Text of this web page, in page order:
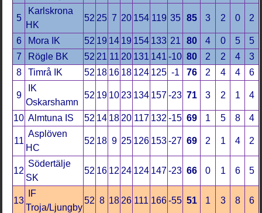
5
Karlskrona
HK
52 25 7 20 154 119 35 85 3 2 0 2
6 Mora IK 52 19 14 19 154 133 21 80 4 0 5
5
7
Rögle BK 52 21 11 20 131 141 -10 80 2 2 4
3
8
Timrå IK 52 18 16 18 124 125 -1 76 2 4 4 6
9
IK
Oskarshamn
52 19 10 23 134 157 -23 71 3 2 1 4
10 Almtuna IS 52 14 18 20 117 132 -15 69 1 5 8 4
11
Asplöven
HC
52 18 9 25 126 153 -27 69 2 1 4 2
12
Södertälje
SK
52 16 12 24 124 147 -23 66 0 1 6 5
13
IF
Troja/Ljungby
52 8 18 26 111 166 -55 51 1 3 8 6